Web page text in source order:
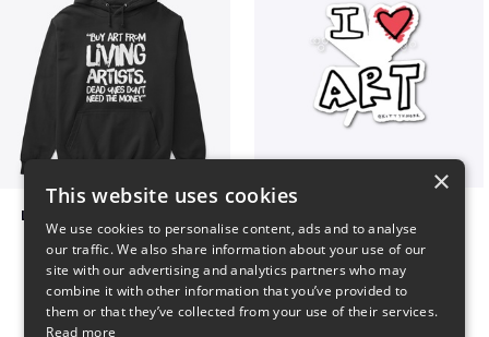
Living Artists and Money
$41 $7
×
This website uses cookies
We use cookies to personalise content, ads and to analyse
our traffic. We also share information about your use of our
site with our advertising and analytics partners who may
combine it with other information that you’ve provided to
them or that they’ve collected from your use of their services.
Read more